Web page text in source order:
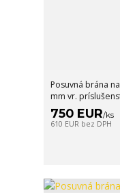
Posuvná brána
mm vr.
750 EUR/ks
610 EUR bez DPH